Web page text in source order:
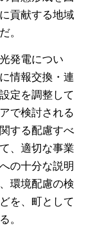
貢献する地域
。
発電につい
情報交換・連
定を調整して
で検討される
する配慮すべ
、適切な事業
の十分な説明
環境配慮の検
を、町として
。